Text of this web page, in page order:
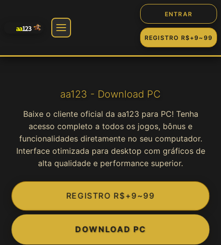
ENTRAR
REGISTRO R$+9~99
Slot
Cassino
Fortune
Jogos
Game
aa123 - Download PC
Baixe o cliente oficial da aa123 para PC! Tenha
acesso completo a todos os jogos, bônus e
funcionalidades diretamente no seu computador.
Interface otimizada para desktop com gráficos de
alta qualidade e performance superior.
REGISTRO R$+9~99
DOWNLOAD PC